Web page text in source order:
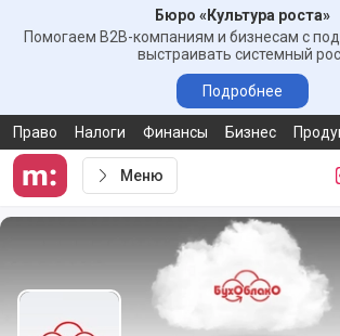
Бюро «Культура роста»
Помогаем B2B-компаниям и бизнесам с
выстраивать системный
Подробнее
Право Налоги Финансы Бизнес
Меню